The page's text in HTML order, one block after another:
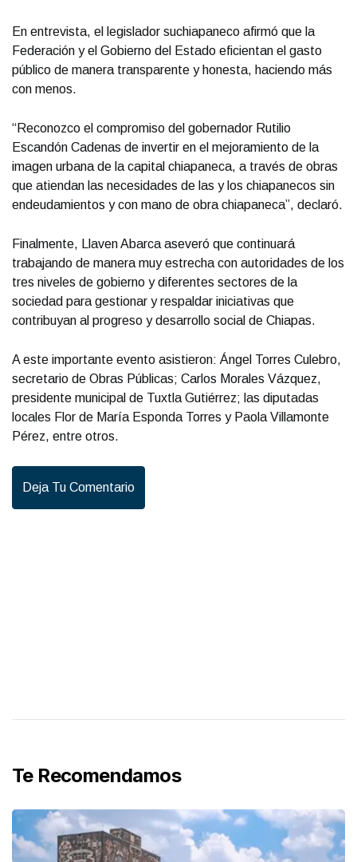
En entrevista, el legislador suchiapaneco afirmó que la
Federación y el Gobierno del Estado eficientan el gasto
público de manera transparente y honesta, haciendo más
con menos.
“Reconozco el compromiso del gobernador Rutilio
Escandón Cadenas de invertir en el mejoramiento de la
imagen urbana de la capital chiapaneca, a través de obras
que atiendan las necesidades de las y los chiapanecos sin
endeudamientos y con mano de obra chiapaneca”, declaró.
Finalmente, Llaven Abarca aseveró que continuará
trabajando de manera muy estrecha con autoridades de los
tres niveles de gobierno y diferentes sectores de la
sociedad para gestionar y respaldar iniciativas que
contribuyan al progreso y desarrollo social de Chiapas.
A este importante evento asistieron: Ángel Torres Culebro,
secretario de Obras Públicas; Carlos Morales Vázquez,
presidente municipal de Tuxtla Gutiérrez; las diputadas
locales Flor de María Esponda Torres y Paola Villamonte
Pérez, entre otros.
Deja Tu Comentario
Te Recomendamos